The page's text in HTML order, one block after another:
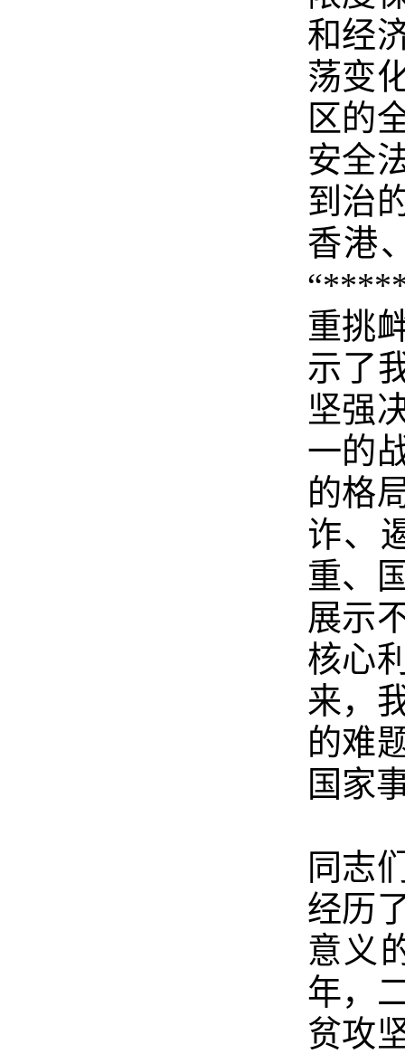
和经
荡变
区的
安全
到治
香港
重挑
示了
坚强
一的
的格
诈、
重、
展示
核心
来，
的难
国家
同志
经历
意义
年，
贫攻